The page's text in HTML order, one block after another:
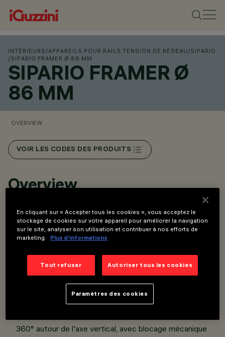
INTÉRIEURS /APPAREILS POUR RAILS TENSION DE RÉSEAU /SIPARIO
/SIPARIO FRAMER Ø 86 MM
SIPARIO FRAMER Ø
86 MM
OVERVIEW
VOIR LES CODES DES PRODUITS
Overview
Installation sur rail tension secteur, embase encastrée ou
en surface Fabriqué en aluminium moulé sous pression et
matériau thermoplastique.
De multiples lentilles plano-convexes en verre améliorent
les performances du produit.
Versions LED à indice de rendu des couleurs élevé.
360° autour de l'axe vertical, avec blocage mécanique
En cliquant sur « Accepter tous les cookies », vous acceptez le
stockage de cookies sur votre appareil pour améliorer la navigation
sur le site, analyser son utilisation et contribuer à nos efforts de
marketing.
Plus d’informations
Tout refuser Autoriser tous les cookies
Paramètres des cookies